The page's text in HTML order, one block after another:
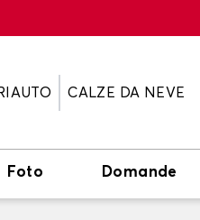
CALZE DA NEVE
Foto Domande